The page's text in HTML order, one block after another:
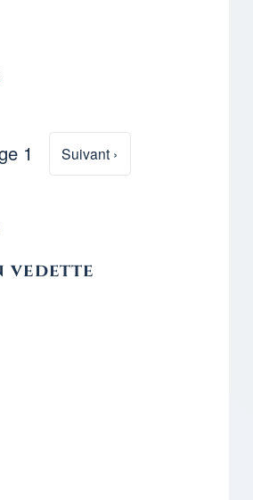
Pagination
1 Page suivante
Suivant ›
vedette